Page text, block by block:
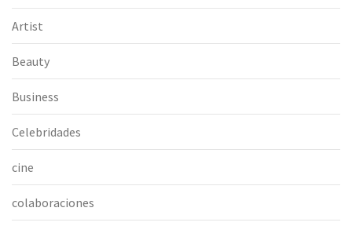
Artist
Beauty
Business
Celebridades
cine
colaboraciones